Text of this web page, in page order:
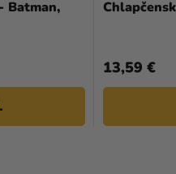
Batman,
13,59 €